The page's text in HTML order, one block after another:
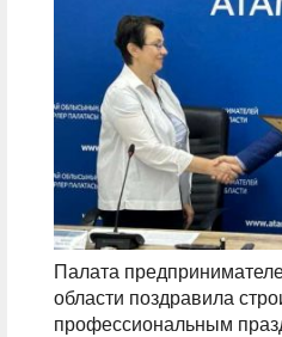
Палата
области поздравила
профессиональным